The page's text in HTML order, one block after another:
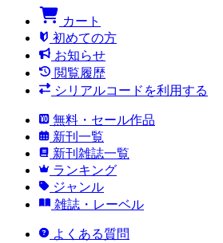
カート
初めての方
お知らせ
閲覧履歴
シリアルコードを利用する
無料・セール作品
新刊一覧
新刊雑誌一覧
ランキング
ジャンル
雑誌・レーベル
よくある質問